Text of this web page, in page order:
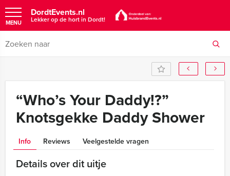
DordtEvents.nl
Lekker op de hort in Dordt!
MENU
“Who’s Your Daddy!?”
Knotsgekke Daddy Shower
Info Reviews Veelgestelde vragen
Details over dit uitje